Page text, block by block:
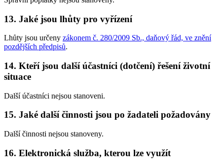
13. Jaké jsou lhůty pro vyřízení
Lhůty jsou určeny zákonem č. 280/2009 Sb., daňový řád, ve znění
pozdějších předpisů.
14. Kteří jsou další účastníci (dotčení) řešení životní
situace
Další účastníci nejsou stanoveni.
15. Jaké další činnosti jsou po žadateli požadovány
Další činnosti nejsou stanoveny.
16. Elektronická služba, kterou lze využít